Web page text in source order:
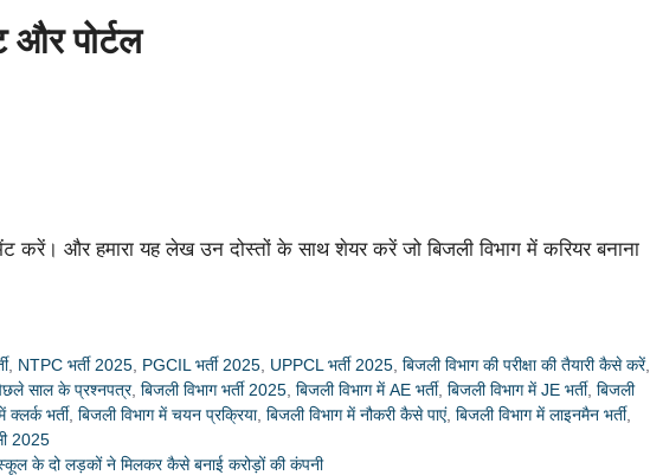
और पोर्टल
और हमारा यह लेख उन दोस्तों के साथ शेयर करें जो बिजली विभाग में करियर बनाना
, NTPC भर्ती 2025, PGCIL भर्ती 2025, UPPCL भर्ती 2025,बिजली विभाग की परीक्षा की तैयारी कैसे करें,
साल के प्रश्नपत्र, बिजली विभाग भर्ती 2025, बिजली विभाग में AE भर्ती, बिजली विभाग में JE भर्ती, बिजली
क्लर्क भर्ती, बिजली विभाग में चयन प्रक्रिया, बिजली विभाग में नौकरी कैसे पाएं, बिजली विभाग में लाइनमैन भर्ती,
2025
के दो लड़कों ने मिलकर कैसे बनाई करोड़ों की कंपनी